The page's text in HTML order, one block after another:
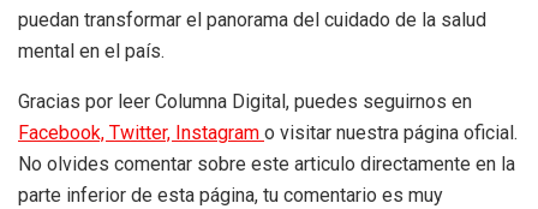
puedan transformar el panorama del cuidado de la salud
mental en el país.
Gracias por leer Columna Digital, puedes seguirnos en
Facebook, Twitter, Instagram o visitar nuestra página oficial.
No olvides comentar sobre este articulo directamente en la
parte inferior de esta página, tu comentario es muy